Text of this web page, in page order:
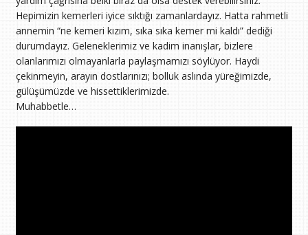
Hepimizin kemerleri iyice sıktığı zamanlardayız. Hatta rahmetli
annemin “ne kemeri kızım, sıka sıka kemer mi kaldı” dediği
durumdayız. Geleneklerimiz ve kadim inanışlar, bizlere
olanlarımızı olmayanlarla paylaşmamızı söylüyor. Haydi
çekinmeyin, arayın dostlarınızı; bolluk aslında yüreğimizde,
gülüşümüzde ve hissettiklerimizde.
Muhabbetle…